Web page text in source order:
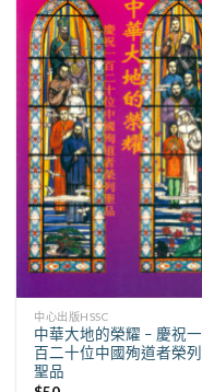
中心出版HSSC
中華大地的榮耀 – 慶祝一
百二十位中國殉道者榮列
聖品